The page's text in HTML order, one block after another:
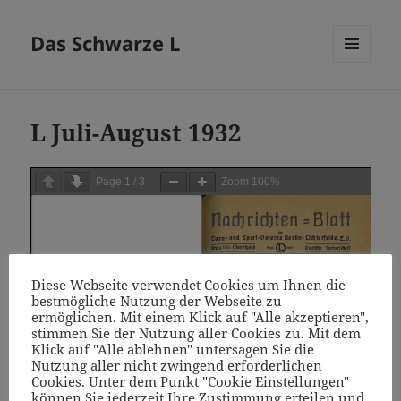
Das Schwarze L
L Juli-August 1932
Page 1 / 3 Zoom 100%
Diese Webseite verwendet Cookies um Ihnen die
bestmögliche Nutzung der Webseite zu
ermöglichen. Mit einem Klick auf "Alle akzeptieren",
stimmen Sie der Nutzung aller Cookies zu. Mit dem
Klick auf "Alle ablehnen" untersagen Sie die
Nutzung aller nicht zwingend erforderlichen
Cookies. Unter dem Punkt "Cookie Einstellungen"